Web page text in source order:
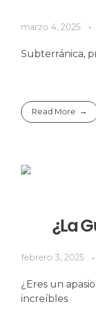
marzo 4, 2025
Subterránica,
Read More
¿La
febrero 3, 2025
¿Eres un
increíbles